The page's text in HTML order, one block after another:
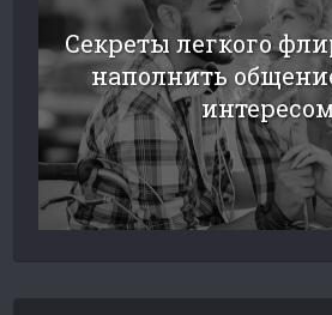
Секреты легкого
наполнить